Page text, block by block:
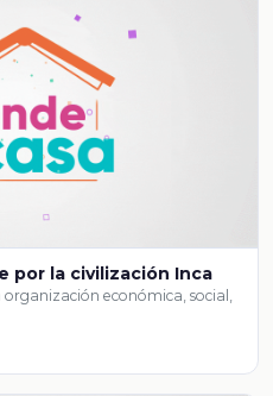
por la civilización Inca
económica, social,